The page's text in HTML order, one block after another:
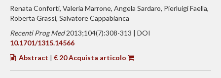
Renata Conforti, Valeria Marrone, Angela Sardaro, Pierluigi Faella,
Roberta Grassi, Salvatore Cappabianca
Recenti Prog Med2013;104(7):308-313 | DOI
10.1701/1315.14566
Abstract | € 20 Acquista articolo